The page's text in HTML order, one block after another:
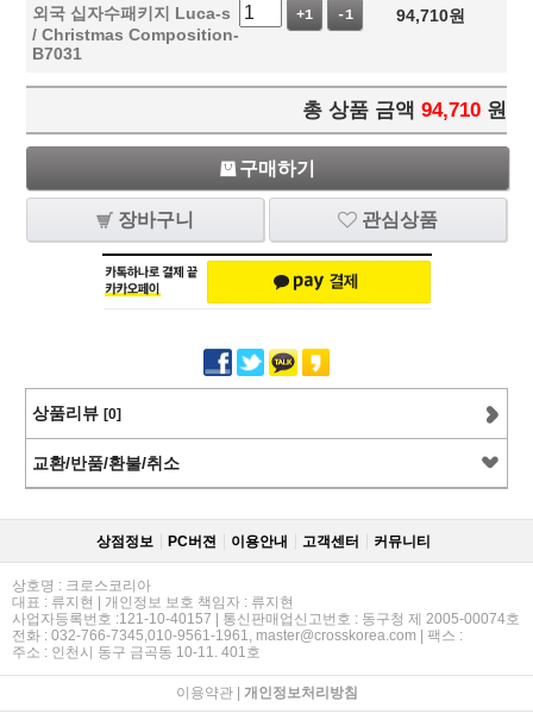
외국 십자수패키지 Luca-s
/ Christmas Composition-
B7031
+1 -1 94,710원
총 상품 금액 94,710 원
구매하기
장바구니 관심상품
상품리뷰 [0]
교환/반품/환불/취소
상점정보 PC버젼 이용안내 고객센터 커뮤니티
상호명 : 크로스코리아
대표 : 류지현 | 개인정보 보호 책임자 : 류지현
사업자등록번호 :121-10-40157 | 통신판매업신고번호 : 동구청 제 2005-00074호
전화 : 032-766-7345,010-9561-1961, master@crosskorea.com | 팩스 :
주소 : 인천시 동구 금곡동 10-11. 401호
이용약관| 개인정보처리방침